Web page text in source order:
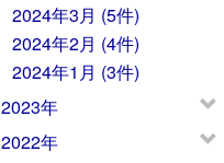
2024年3月 (5件)
2024年2月 (4件)
2024年1月 (3件)
2023年
2022年